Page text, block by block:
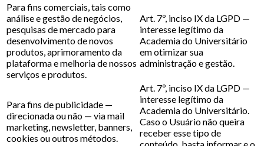
Para fins comerciais, tais como
análise e gestão de negócios,
pesquisas de mercado para
desenvolvimento de novos
produtos, aprimoramento da
plataforma e melhoria de nossos
serviços e produtos.
Art. 7º, inciso IX da LGPD —
interesse legítimo da
Academia do Universitário
em otimizar sua
administração e gestão.
Para fins de publicidade —
direcionada ou não — via mail
marketing, newsletter, banners,
cookies ou outros métodos.
Art. 7º, inciso IX da LGPD —
interesse legítimo da
Academia do Universitário.
Caso o Usuário não queira
receber esse tipo de